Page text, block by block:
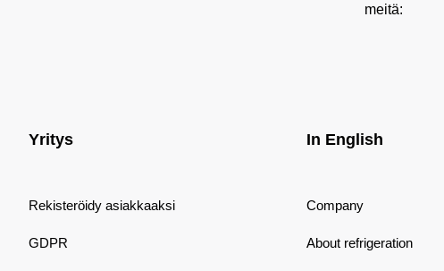
meitä:
Yritys
Rekisteröidy asiakkaaksi
GDPR
In English
Company
About refrigeration